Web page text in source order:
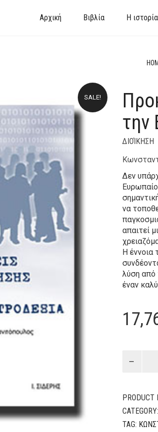
Αρχική Βιβλία Η
SALE!
την
ΔΙΟΊΚΗΣΗ
Δεν
να
απαιτεί
Η έννοια
λύση από
έναν
quantity
PRODUCT
CATEGORY:
TAG: